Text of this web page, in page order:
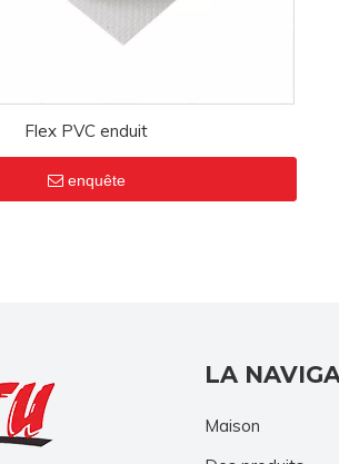
Flex PVC enduit
enquête
LA
Maison